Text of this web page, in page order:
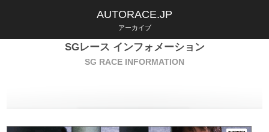
AUTORACE.JP
アーカイブ
SGレース インフォメーション
SG RACE INFORMATION